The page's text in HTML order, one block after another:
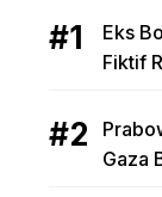
Eks
Fiktif
Gaza